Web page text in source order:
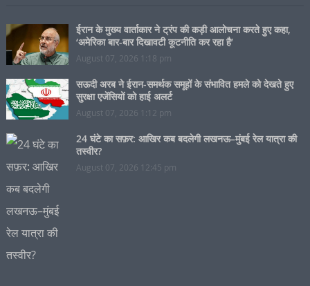
ईरान के मुख्य वार्ताकार ने ट्रंप की कड़ी आलोचना करते हुए कहा,
‘अमेरिका बार-बार दिखावटी कूटनीति कर रहा है’
August 07, 2026 1:18 pm
सऊदी अरब ने ईरान-समर्थक समूहों के संभावित हमले को देखते हुए
सुरक्षा एजेंसियों को हाई अलर्ट
August 07, 2026 1:12 pm
24 घंटे का सफ़र: आखिर कब बदलेगी लखनऊ–मुंबई रेल यात्रा की
तस्वीर?
August 07, 2026 12:45 pm